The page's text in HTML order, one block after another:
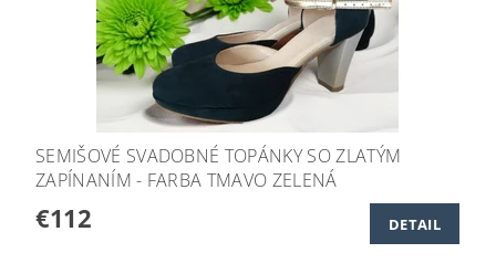
SEMIŠOVÉ SVADOBNÉ TOPÁNKY SO ZLATÝM
ZAPÍNANÍM - FARBA TMAVO ZELENÁ
€112 DETAIL